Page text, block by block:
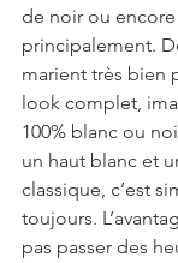
de noir ou
principalement.
marient très bien
look complet,
100% blanc ou
un haut blanc et
classique, c’est
toujours.
pas passer des